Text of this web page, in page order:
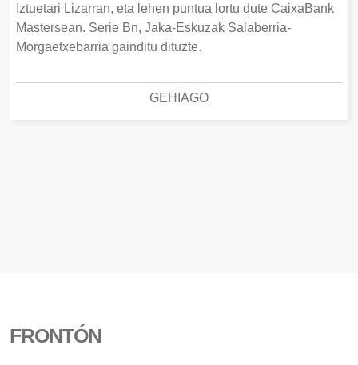
Iztuetari Lizarran, eta lehen puntua lortu dute CaixaBank
Mastersean. Serie Bn, Jaka-Eskuzak Salaberria-
Morgaetxebarria gainditu dituzte.
GEHIAGO
FRONTÓN